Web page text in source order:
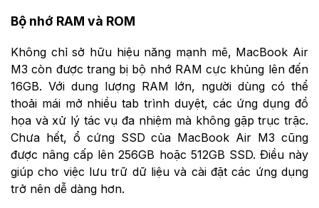
Bộ nhớ RAM và ROM
Không chỉ sở hữu hiệu năng mạnh mẽ, MacBook Air
M3 còn được trang bị bộ nhớ RAM cực khủng lên đến
16GB. Với dung lượng RAM lớn, người dùng có thể
thoải mái mở nhiều tab trình duyệt, các ứng dụng đồ
họa và xử lý tác vụ đa nhiệm mà không gặp trục trặc.
Chưa hết, ổ cứng SSD của MacBook Air M3 cũng
được nâng cấp lên 256GB hoặc 512GB SSD. Điều này
giúp cho việc lưu trữ dữ liệu và cài đặt các ứng dụng
trở nên dễ dàng hơn.